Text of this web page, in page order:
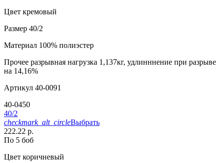
Цвет кремовый
Размер 40/2
Материал 100% полиэстер
Прочее разрывная нагрузка 1,137кг, удлинннение при разрыве
на 14,16%
Артикул 40-0091
40-0450
40/2
checkmark_alt_circleВыбрать
222.22 р.
По 5 боб
Цвет коричневый